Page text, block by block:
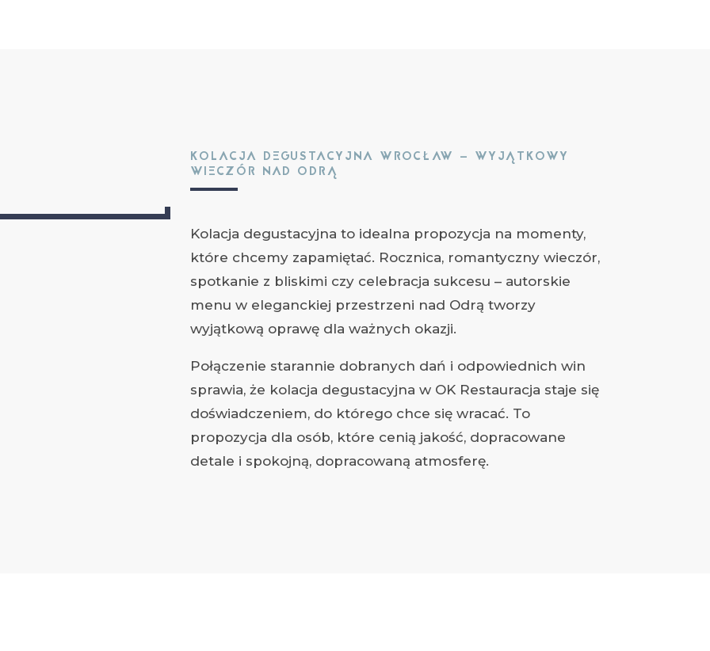
KOLACJA DEGUSTACYJNA WROCŁAW – WYJĄTKOWY
WIECZÓR NAD ODRĄ
Kolacja degustacyjna to idealna propozycja na momenty,
które chcemy zapamiętać. Rocznica, romantyczny wieczór,
spotkanie z bliskimi czy celebracja sukcesu – autorskie
menu w eleganckiej przestrzeni nad Odrą tworzy
wyjątkową oprawę dla ważnych okazji.
Połączenie starannie dobranych dań i odpowiednich win
sprawia, że kolacja degustacyjna w OK Restauracja staje się
doświadczeniem, do którego chce się wracać. To
propozycja dla osób, które cenią jakość, dopracowane
detale i spokojną, dopracowaną atmosferę.